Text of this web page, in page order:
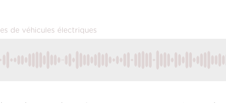
de véhicules électriques